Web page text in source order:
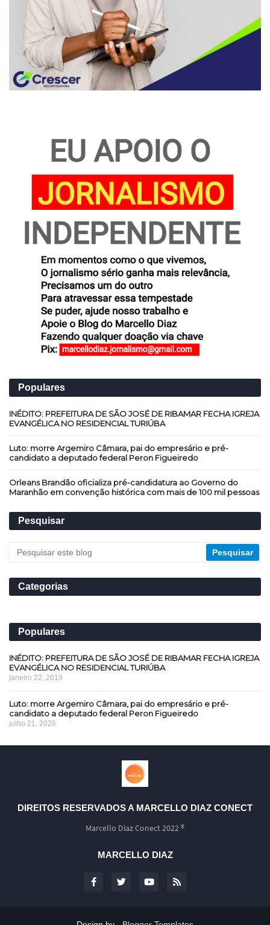
Populares
INÉDITO: PREFEITURA DE SÃO JOSÉ DE RIBAMAR FECHA IGREJA
EVANGÉLICA NO RESIDENCIAL TURIÚBA
Luto: morre Argemiro Câmara, pai do empresário e pré-
candidato a deputado federal Peron Figueiredo
Orleans Brandão oficializa pré-candidatura ao Governo do
Maranhão em convenção histórica com mais de 100 mil pessoas
Pesquisar
Categorias
Populares
INÉDITO: PREFEITURA DE SÃO JOSÉ DE RIBAMAR FECHA IGREJA
EVANGÉLICA NO RESIDENCIAL TURIÚBA
janeiro 22, 2019
Luto: morre Argemiro Câmara, pai do empresário e pré-
candidato a deputado federal Peron Figueiredo
julho 21, 2026
DIREITOS RESERVADOS A MARCELLO DIAZ CONECT
Marcello Diaz Conect 2022 ®
MARCELLO DIAZ